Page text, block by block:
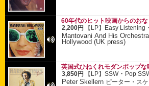
60年代のヒット映画からのおな
2,200円
【LP】 Easy Listening ・
Mantovani And His Orchestra
Hollywood (UK press)
英国式ひねくれモダンポップな
3,850円
【LP】SSW・ Pop
Peter Skellern ピーター・ス